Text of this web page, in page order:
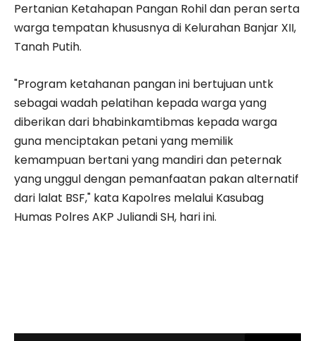
Pertanian Ketahapan Pangan Rohil dan peran serta
warga tempatan khususnya di Kelurahan Banjar XII,
Tanah Putih.
"Program ketahanan pangan ini bertujuan untk
sebagai wadah pelatihan kepada warga yang
diberikan dari bhabinkamtibmas kepada warga
guna menciptakan petani yang memilik
kemampuan bertani yang mandiri dan peternak
yang unggul dengan pemanfaatan pakan alternatif
dari lalat BSF," kata Kapolres melalui Kasubag
Humas Polres AKP Juliandi SH, hari ini.